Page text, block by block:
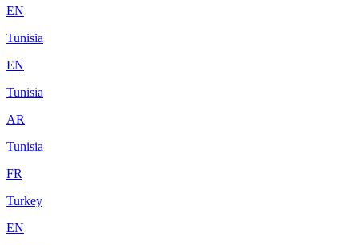
EN
Tunisia
EN
Tunisia
AR
Tunisia
FR
Turkey
EN